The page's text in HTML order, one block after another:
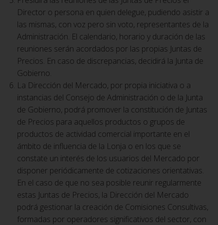
Director o persona en quien delegue, pudiendo asistir a
las mismas, con voz pero sin voto, representantes de la
Administración. El calendario, horario y duración de las
reuniones serán acordados por las propias Juntas de
Precios. En caso de discrepancias, decidirá la Junta de
Gobierno.
La Dirección del Mercado, por propia iniciativa o a
instancias del Consejo de Administración o de la Junta
de Gobierno, podrá promover la constitución de Juntas
de Precios para aquellos productos o grupos de
productos de actividad comercial importante en el
ámbito de influencia de la Lonja o en los que se
constate un interés de los usuarios del Mercado por
disponer periódicamente de cotizaciones orientativas.
En el caso de que no sea posible reunir regularmente
estas Juntas de Precios, la Dirección del Mercado
podrá gestionar la creación de Comisiones Consultivas,
formadas por operadores significativos del sector, con